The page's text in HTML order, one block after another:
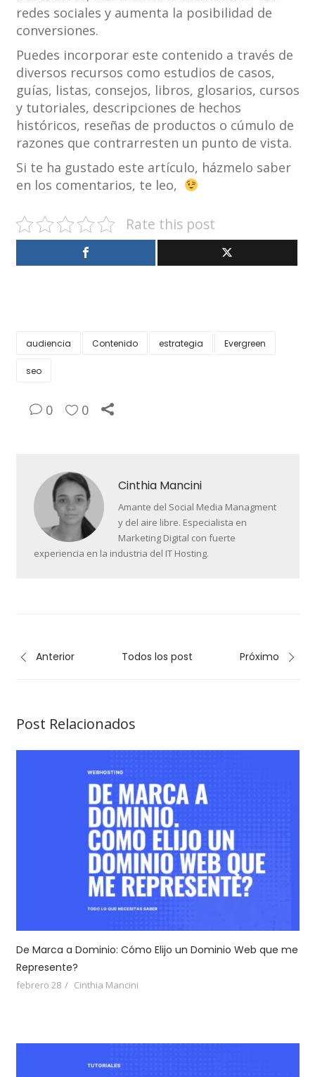
redes sociales y aumenta la posibilidad de
conversiones.
Puedes incorporar este contenido a través de
diversos recursos como estudios de casos,
guías, listas, consejos, libros, glosarios, cursos
y tutoriales, descripciones de hechos
históricos, reseñas de productos o cúmulo de
razones que contrarresten un punto de vista.
Si te ha gustado este artículo, házmelo saber
en los comentarios, te leo,
Rate this post
audiencia Contenido estrategia Evergreen
seo
0 0
Cinthia Mancini
Amante del Social Media Managment
y del aire libre. Especialista en
Marketing Digital con fuerte
experiencia en la industria del IT Hosting.
Anterior Todos los post Próximo
Post Relacionados
De Marca a Dominio: Cómo Elijo un Dominio Web que me
Represente?
febrero 28 Cinthia Mancini